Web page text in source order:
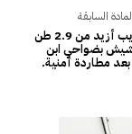
السابقة
إحباط تهريب أزيد من 2.9 طن
بضواحي ابن
مطاردة أمنية.